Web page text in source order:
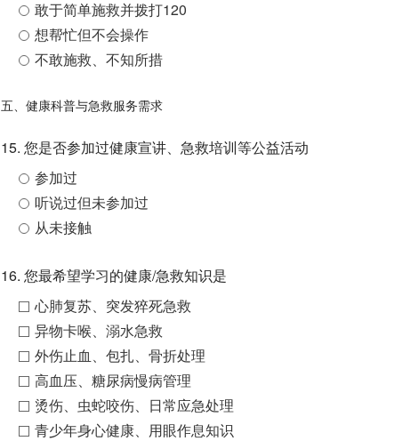
敢于简单施救并拨打120
想帮忙但不会操作
不敢施救、不知所措
五、健康科普与急救服务需求
15. 您是否参加过健康宣讲、急救培训等公益活动
参加过
听说过但未参加过
从未接触
16. 您最希望学习的健康/急救知识是
心肺复苏、突发猝死急救
异物卡喉、溺水急救
外伤止血、包扎、骨折处理
高血压、糖尿病慢病管理
烫伤、虫蛇咬伤、日常应急处理
青少年身心健康、用眼作息知识